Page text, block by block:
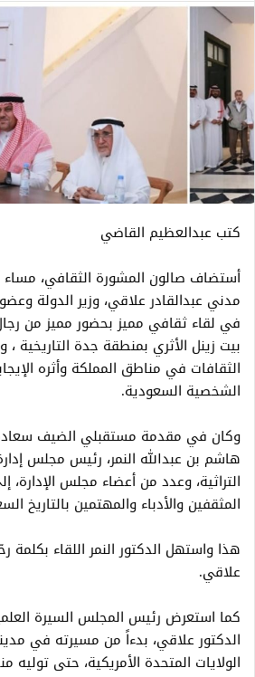
كتب عبدالعظيم القاضي
أستضاف صالون المشورة الثقافي، مساء
مدني عبدالقادر علاقي، وزير الدولة
في لقاء ثقافي مميز بحضور مميز من
بيت زينل الأثري بمنطقة جدة التاريخية
الثقافات في مناطق المملكة وأثره
الشخصية السعودية.
وكان في مقدمة مستقبلي الضيف سعادة
هاشم بن عبدالله النمر، رئيس مجلس
التراثية، وعدد من أعضاء مجلس الإدارة،
المثقفين والأدباء والمهتمين بالتاريخ
هذا واستهل الدكتور النمر اللقاء بكلمة
علاقي.
كما استعرض رئيس المجلس السيرة
الدكتور علاقي، بدءاً من مسيرته في
الولايات المتحدة الأمريكية، حتى توليه